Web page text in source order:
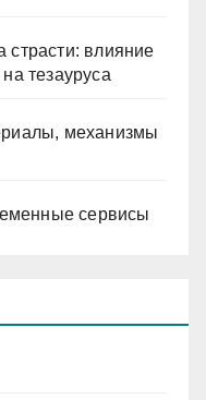
страсти: влияние
тезауруса
механизмы
сервисы